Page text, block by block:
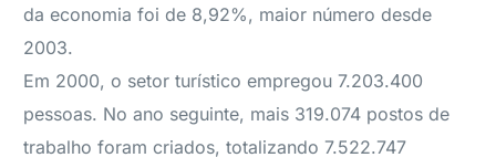
da economia foi de 8,92%, maior número desde
2003.
Em 2000, o setor turístico empregou 7.203.400
pessoas. No ano seguinte, mais 319.074 postos de
trabalho foram criados, totalizando 7.522.747